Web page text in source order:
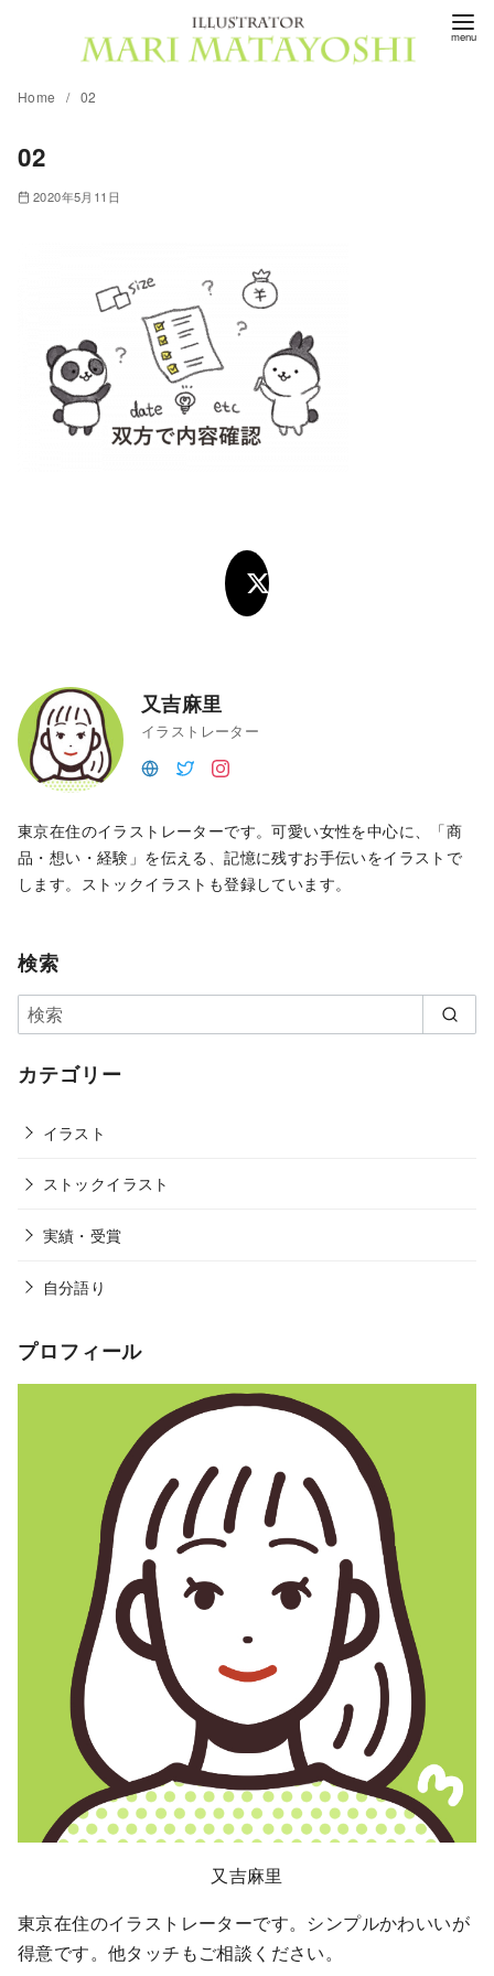
Home 02
02
2020年5月11日
又吉麻里
イラストレーター
東京在住のイラストレーターです。可愛い女性を中心に、「商
品・想い・経験」を伝える、記憶に残すお手伝いをイラストで
します。ストックイラストも登録しています。
検索
カテゴリー
イラスト
ストックイラスト
実績・受賞
自分語り
プロフィール
又吉麻里
東京在住のイラストレーターです。シンプルかわいいが
得意です。他タッチもご相談ください。